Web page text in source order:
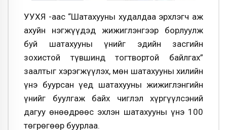
УУХҮЯ -аас “Шатахууны худалдаа эрхлэгч аж
ахуйн нэгжүүдэд жижиглэнгээр борлуулж
буй шатахууны үнийг эдийн засгийн
зохистой түвшинд тогтвортой байлгах”
заалтыг хэрэгжүүлэх, мөн шатахууны хилийн
үнэ буурсан үед шатахууны жижиглэнгийн
үнийг буулгаж байх чиглэл хүргүүлсэний
дагуу өнөөдрөөс эхлэн шатахууны үнэ 100
төгрөгөөр буурлаа.